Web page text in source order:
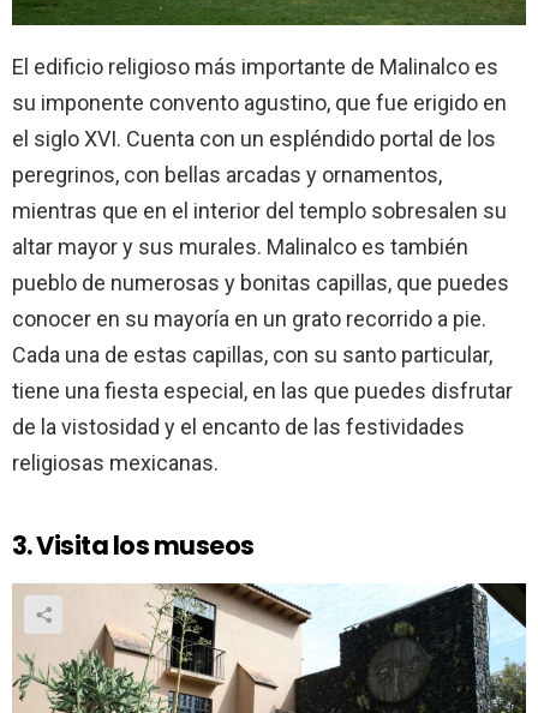
El edificio religioso más importante de Malinalco es
su imponente convento agustino, que fue erigido en
el siglo XVI. Cuenta con un espléndido portal de los
peregrinos, con bellas arcadas y ornamentos,
mientras que en el interior del templo sobresalen su
altar mayor y sus murales. Malinalco es también
pueblo de numerosas y bonitas capillas, que puedes
conocer en su mayoría en un grato recorrido a pie.
Cada una de estas capillas, con su santo particular,
tiene una fiesta especial, en las que puedes disfrutar
de la vistosidad y el encanto de las festividades
religiosas mexicanas.
3. Visita los museos